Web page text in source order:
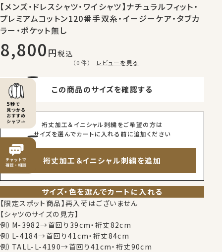
【メンズ・ドレスシャツ・ワイシャツ】ナチュラルフィット・
プレミアムコットン120番手双糸・イージーケア・タブカ
ラー・ポケット無し
8,800 税込
（0件） レビューを見る
この商品のサイズを確認する
裄丈加工＆イニシャル刺繍をご希望の方は
サイズを選んでカートに入れる前に追加ください
裄丈加工＆イニシャル刺繍を追加
サイズ・色を選んでカートに入れる
【限定スポット商品】再入荷はございません
【シャツのサイズの見方】
例）M-3982→首回り39cm・裄丈82cm
例）L-4184→首回り41cm・裄丈84cm
例）TALL-L-4190→首回り41cm・裄丈90cm